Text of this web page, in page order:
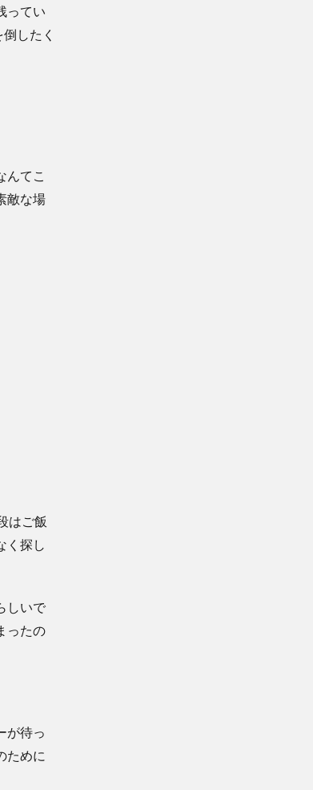
ってい
したく
んてこ
敵な場
はご飯
探し
しいで
ったの
が待っ
ために